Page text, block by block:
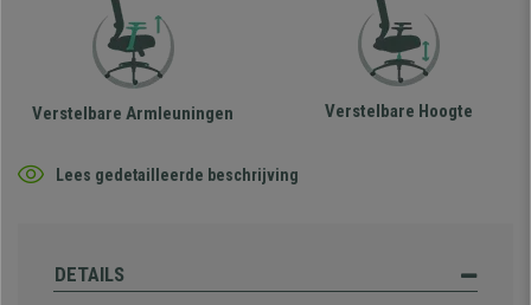
Verstelbare Armleuningen Verstelbare Hoogte
Lees gedetailleerde beschrijving
DETAILS